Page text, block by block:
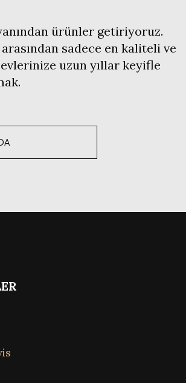
ürünler getiriyoruz.
sadece en kaliteli ve
evlerinize uzun yıllar keyifle